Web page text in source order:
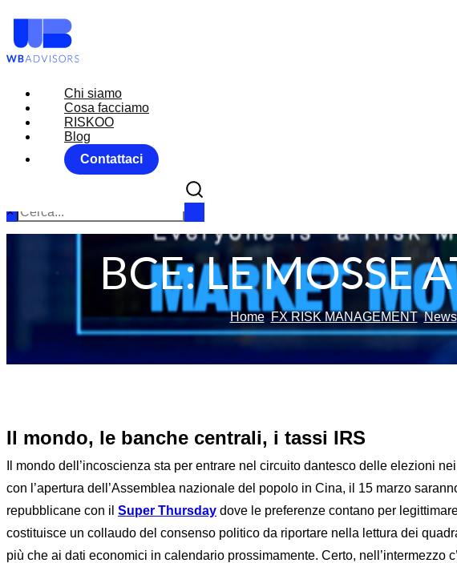
Chi siamo
Cosa facciamo
RISKOO
Blog
Contattaci
Chi siamo
Cosa facciamo
RISKOO
Blog
Contattaci
×
BCE: LE MOSSE
Home FX RISK MANAGEMENT News
Il mondo, le banche centrali, i tassi IRS
Il mondo dell’incoscienza sta per entrare nel circuito dantesco delle elezioni
con l’apertura dell’Assemblea nazionale del popolo in Cina, il 15 marzo
repubblicane con il Super Thursday dove le preferenze contano per
costituisce un collaudo del consenso politico da riportare nella lettura dei
più che ai dati economici in calendario prossimamente. Certo,